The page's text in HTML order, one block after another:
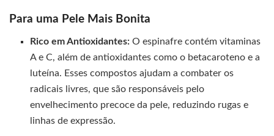
Para uma Pele Mais Bonita
Rico em Antioxidantes: O espinafre contém vitaminas
A e C, além de antioxidantes como o betacaroteno e a
luteína. Esses compostos ajudam a combater os
radicais livres, que são responsáveis pelo
envelhecimento precoce da pele, reduzindo rugas e
linhas de expressão.